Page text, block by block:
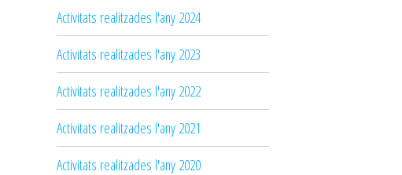
Activitats realitzades l'any 2024
Activitats realitzades l'any 2023
Activitats realitzades l'any 2022
Activitats realitzades l'any 2021
Activitats realitzades l'any 2020